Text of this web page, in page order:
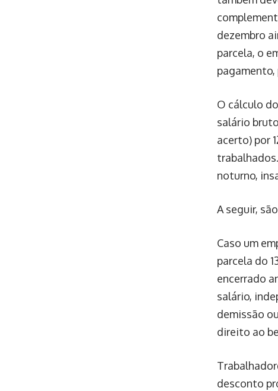
dezembro
parcela, o
O cálculo
salário
acerto) por
noturno,
A seguir,
Caso um
parcela do
encerrado
salário,
demissão
direito ao
desconto